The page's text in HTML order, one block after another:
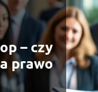
– czy
prawo